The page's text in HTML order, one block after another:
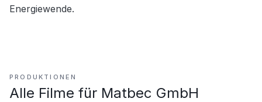
Energiewende.
PRODUKTIONEN
Alle Filme für Matbec GmbH